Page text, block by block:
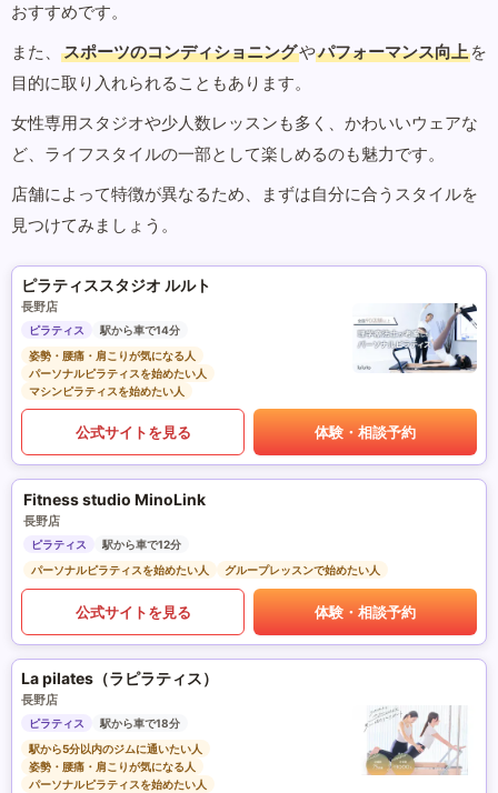
おすすめです。
また、
スポーツのコンディショニングやパフォーマンス向上 を
目的に取り入れられることもあります。
女性専用スタジオや少人数レッスンも多く、かわいいウェアな
ど、ライフスタイルの一部として楽しめるのも魅力です。
店舗によって特徴が異なるため、まずは自分に合うスタイルを
見つけてみましょう。
ピラティススタジオ ルルト
長野店
ピラティス
駅から車で14分
姿勢・腰痛・肩こりが気になる人
パーソナルピラティスを始めたい人
マシンピラティスを始めたい人
公式サイトを見る 体験・相談予約
Fitness studio MinoLink
長野店
ピラティス
駅から車で12分
パーソナルピラティスを始めたい人
グループレッスンで始めたい人
公式サイトを見る 体験・相談予約
La pilates（ラピラティス）
長野店
ピラティス
駅から車で18分
駅から5分以内のジムに通いたい人
姿勢・腰痛・肩こりが気になる人
パーソナルピラティスを始めたい人